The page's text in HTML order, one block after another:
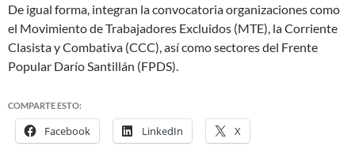
De igual forma, integran la convocatoria organizaciones como
el Movimiento de Trabajadores Excluidos (MTE), la Corriente
Clasista y Combativa (CCC), así como sectores del Frente
Popular Darío Santillán (FPDS).
COMPARTE ESTO:
Facebook LinkedIn X